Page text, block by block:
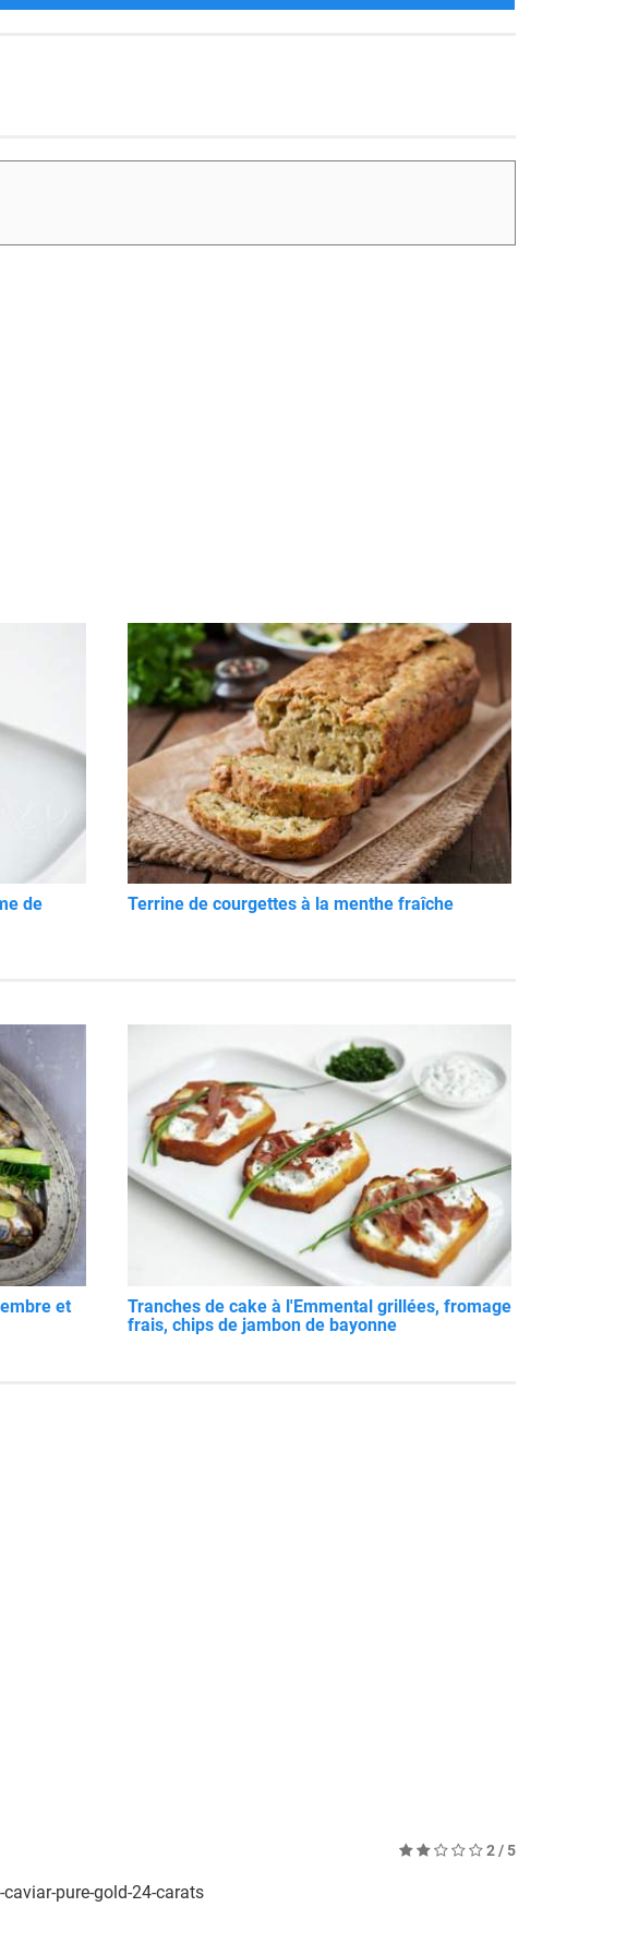
de
Terrine de courgettes à la menthe fraîche
et
Tranches de cake à l'Emmental grillées, fromage
frais, chips de jambon de bayonne
2/ 5
pure-gold-24-carats